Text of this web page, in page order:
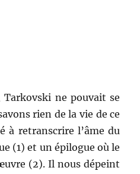
ne pouvait se
rien de la vie de ce
à retranscrire l’âme du
(1) et un épilogue où le
(2). Il nous dépeint